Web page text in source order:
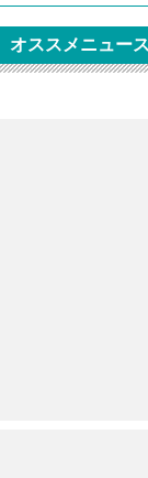
オススメニュース